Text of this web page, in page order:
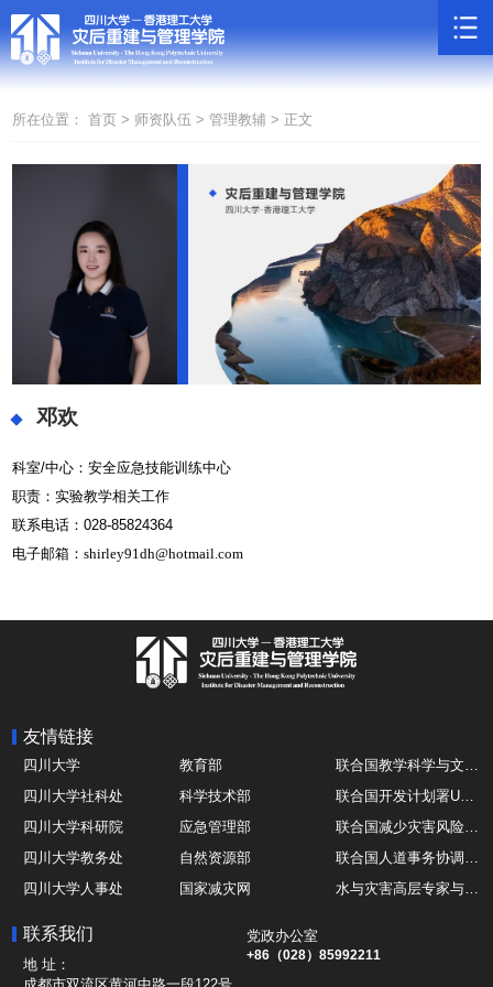
所在位置： 首页 > 师资队伍 >管理教辅 > 正文
邓欢
科室/中心：安全应急技能训练中心
职责：实验教学相关工作
联系电话：028-85824364
电子邮箱：shirley91dh@hotmail.com
友情链接
四川大学 教育部
联合国教学科学与文化组织UNESCO
四川大学社科处
科学技术部
联合国开发计划署UNDP
四川大学科研院
应急管理部
联合国减少灾害风险办公室UNDRR
四川大学教务处
自然资源部
联合国人道事务协调厅OCHA
四川大学人事处
国家减灾网
水与灾害高层专家与领导组 HELP
地震与火山研究室
联系我们
地 址：
党政办公室
+86（028）85992211